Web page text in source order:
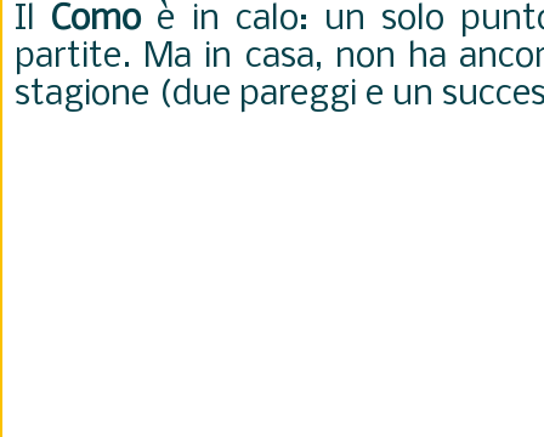
Il Comoè in calo: un solo
partite. Ma in casa, non ha
stagione (due pareggi e un